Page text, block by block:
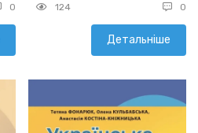
0 124 0
Детальніше